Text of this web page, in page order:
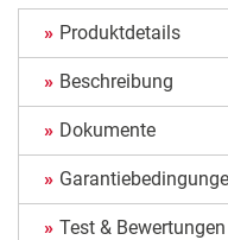
Produktdetails
Beschreibung
Dokumente
Test & Bewertungen